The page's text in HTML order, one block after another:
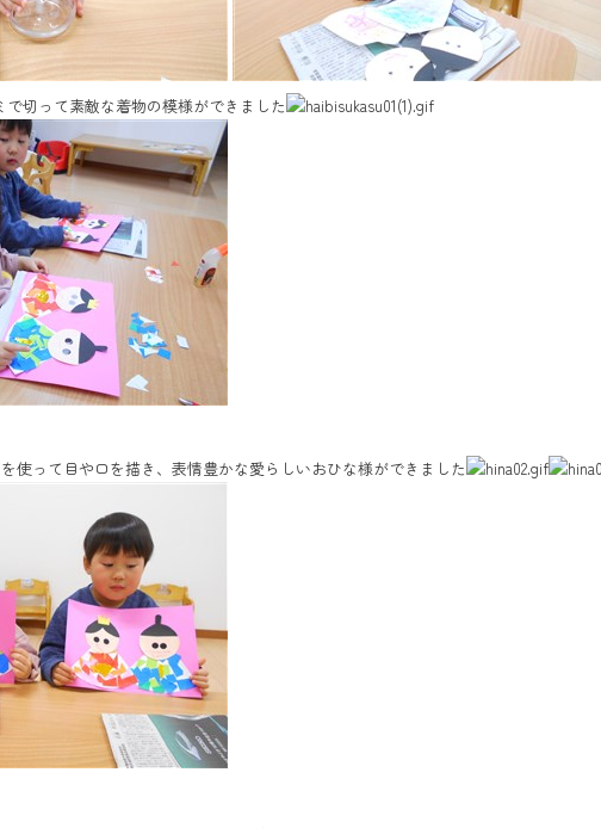
で切って素敵な着物の模様ができました
使って目や口を描き、表情豊かな愛らしいおひな様ができました